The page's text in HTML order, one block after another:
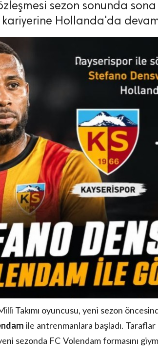
sezon sonunda
Hollanda'da devam
Takımı oyuncusu, yeni sezon
ile antrenmanlara başladı.
sezonda FC Volendam formasını